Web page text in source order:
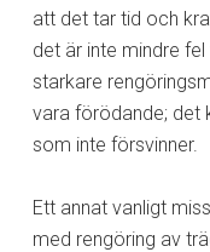
att det tar tid och
det är inte mindre
starkare
vara förödande; det
som inte försvinner.
Ett annat vanligt
med rengöring av